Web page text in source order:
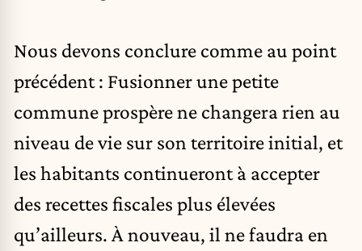
Nous devons conclure comme au point
précédent : Fusionner une petite
commune prospère ne changera rien au
niveau de vie sur son territoire initial, et
les habitants continueront à accepter
des recettes fiscales plus élevées
qu’ailleurs. À nouveau, il ne faudra en